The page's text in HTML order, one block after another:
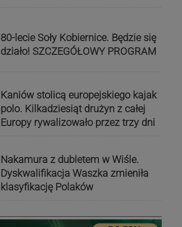
80-lecie Soły Kobiernice. Będzie się
działo! SZCZEGÓŁOWY PROGRAM
Kaniów stolicą europejskiego kajak
polo. Kilkadziesiąt drużyn z całej
Europy rywalizowało przez trzy dni
Nakamura z dubletem w Wiśle.
Dyskwalifikacja Waszka zmieniła
klasyfikację Polaków